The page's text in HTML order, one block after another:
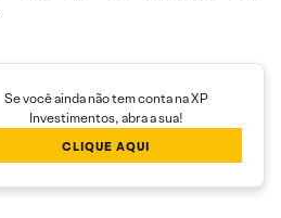
Se você ainda não tem conta na XP
Investimentos, abra a sua!
CLIQUE AQUI